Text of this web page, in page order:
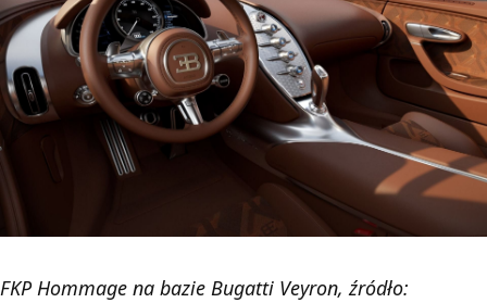
FKP Hommage na bazie Bugatti Veyron, źródło: